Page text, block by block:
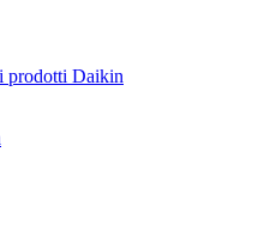
prodotti Daikin